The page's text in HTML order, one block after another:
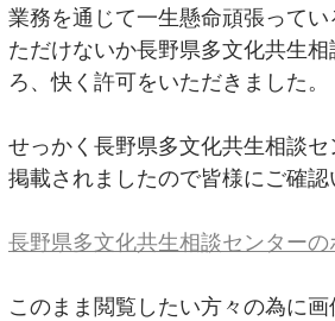
業務を通じて一生懸命頑張って
ただけないか長野県多文化共生
ろ、快く許可をいただきました。
せっかく長野県多文化共生相談
掲載されましたので皆様にご確認
長野県多文化共生相談センター
このまま閲覧したい方々の為に